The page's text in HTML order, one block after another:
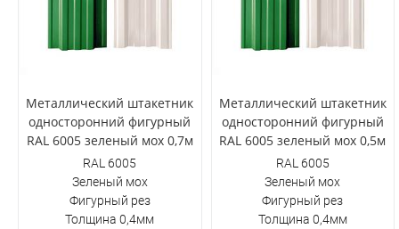
Металлический штакетник
односторонний фигурный
RAL 6005 зеленый мох 0,7м
RAL 6005
Зеленый мох
Фигурный рез
Толщина 0,4мм
Металлический штакетник
односторонний фигурный
RAL 6005 зеленый мох 0,5м
RAL 6005
Зеленый мох
Фигурный рез
Толщина 0,4мм